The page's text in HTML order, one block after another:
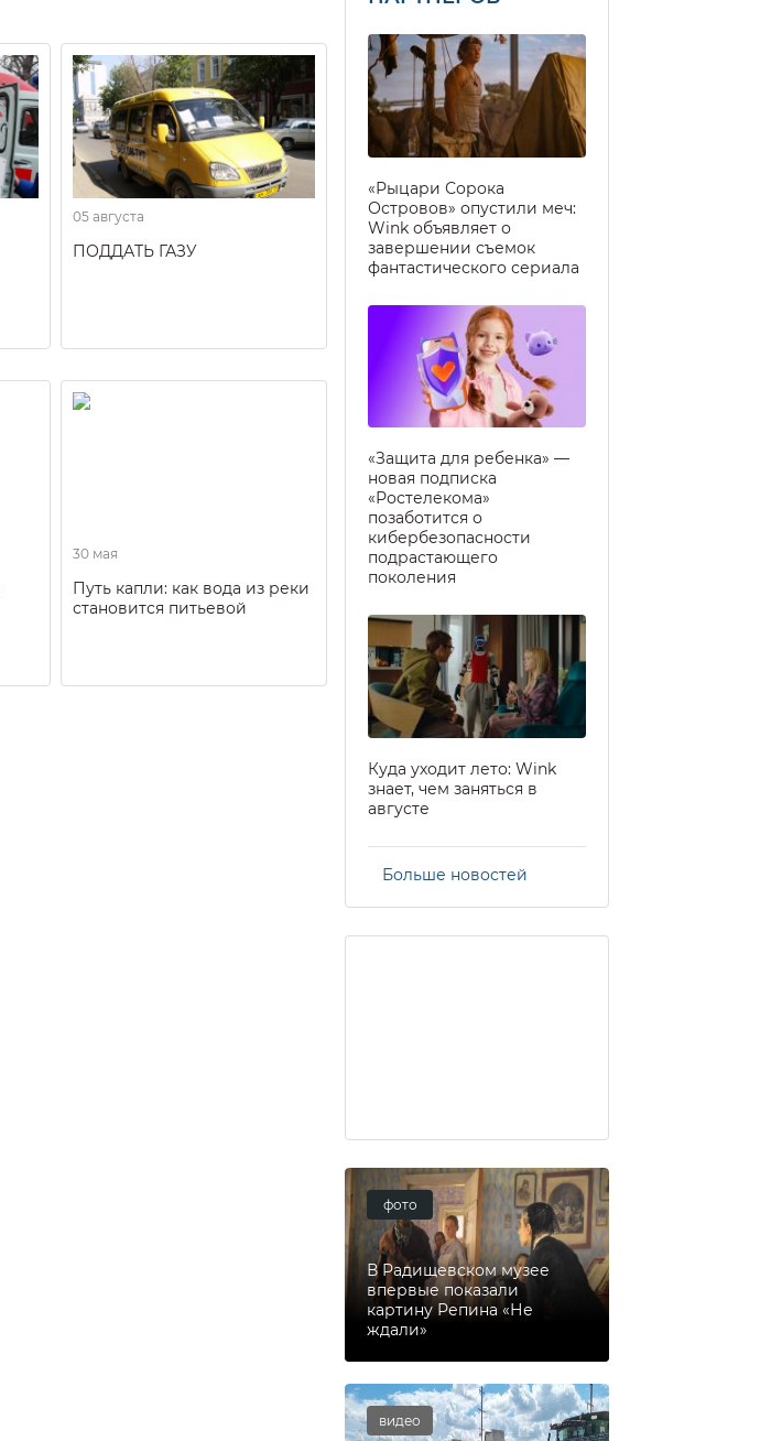
05 августа
ПОДДАТЬ ГАЗУ
30 мая
Путь капли: как вода из реки
становится питьевой
«Рыцари Сорока
Островов» опустили меч:
Wink объявляет о
завершении съемок
фантастического сериала
«Защита для ребенка» —
новая подписка
«Ростелекома»
позаботится о
кибербезопасности
подрастающего
поколения
Куда уходит лето: Wink
знает, чем заняться в
августе
Больше новостей
фото
В Радищевском музее
впервые показали
картину Репина «Не
ждали»
видео